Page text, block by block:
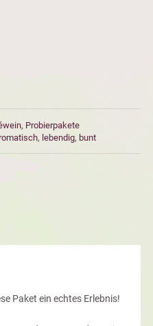
, Probierpakete
, lebendig, bunt
Paket ein echtes Erlebnis!